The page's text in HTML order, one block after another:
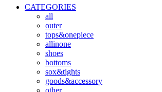
CATEGORIES
all
outer
tops&onepiece
allinone
shoes
bottoms
sox&tights
goods&accessory
other